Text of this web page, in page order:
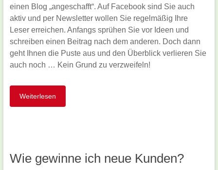
einen Blog „angeschafft“. Auf Facebook sind Sie auch
aktiv und per Newsletter wollen Sie regelmäßig Ihre
Leser erreichen. Anfangs sprühen Sie vor Ideen und
schreiben einen Beitrag nach dem anderen. Doch dann
geht Ihnen die Puste aus und den Überblick verlieren Sie
auch noch … Kein Grund zu verzweifeln!
Weiterlesen
Wie gewinne ich neue Kunden?